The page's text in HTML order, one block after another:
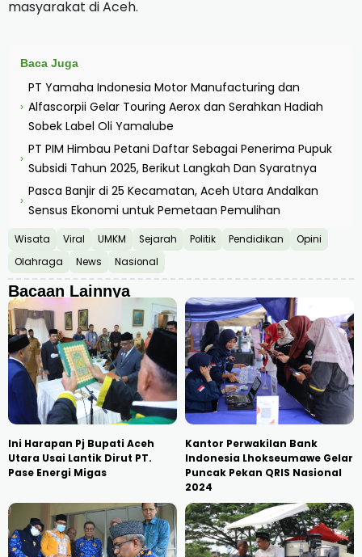
masyarakat di Aceh.
Baca Juga
›
PT Yamaha Indonesia Motor Manufacturing dan
Alfascorpii Gelar Touring Aerox dan Serahkan Hadiah
Sobek Label Oli Yamalube
›
PT PIM Himbau Petani Daftar Sebagai Penerima Pupuk
Subsidi Tahun 2025, Berikut Langkah Dan Syaratnya
›
Pasca Banjir di 25 Kecamatan, Aceh Utara Andalkan
Sensus Ekonomi untuk Pemetaan Pemulihan
Wisata Viral UMKM Sejarah Politik Pendidikan
Opini
Olahraga
News Nasional
Bacaan Lainnya
Ini Harapan Pj Bupati Aceh
Utara Usai Lantik Dirut PT.
Pase Energi Migas
Kantor Perwakilan Bank
Indonesia Lhokseumawe Gelar
Puncak Pekan QRIS Nasional
2024